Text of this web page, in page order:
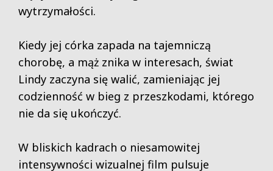
wytrzymałości.
Kiedy jej córka zapada na tajemniczą
chorobę, a mąż znika w interesach, świat
Lindy zaczyna się walić, zamieniając jej
codzienność w bieg z przeszkodami, którego
nie da się ukończyć.
W bliskich kadrach o niesamowitej
intensywności wizualnej film pulsuje